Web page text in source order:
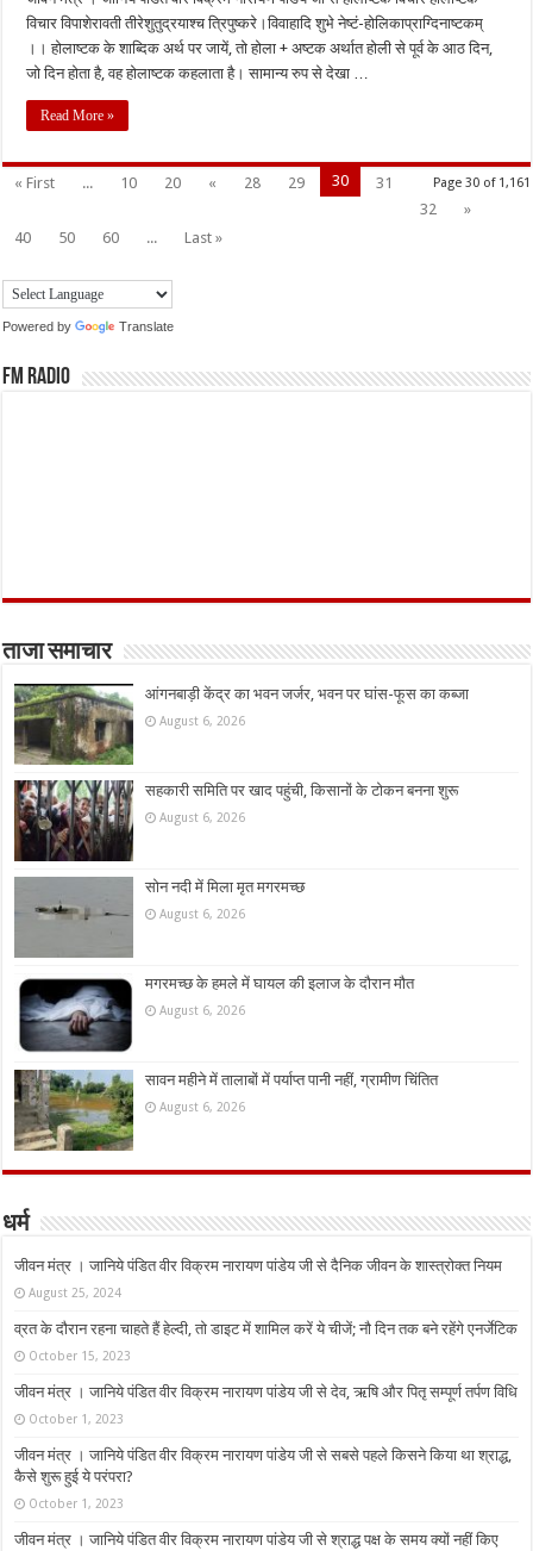
विचार विपाशेरावती तीरेशुतुद्रयाश्च त्रिपुष्करे।विवाहादि शुभे नेष्टं-होलिकाप्राग्दिनाष्टकम्
।। होलाष्टक के शाब्दिक अर्थ पर जायें, तो होला + अष्टक अर्थात होली से पूर्व के आठ दिन,
जो दिन होता है, वह होलाष्टक कहलाता है। सामान्य रुप से देखा …
Read More »
Page 30 of 1,161
« First ... 10 20 « 28 29 30
31
32
»
40
50 60 ... Last »
Powered by Translate
FM Radio
ताजा समाचार
आंगनबाड़ी केंद्र का भवन जर्जर, भवन पर घांस-फूस का कब्जा
August 6, 2026
सहकारी समिति पर खाद पहुंची, किसानों के टोकन बनना शुरू
August 6, 2026
सोन नदी में मिला मृत मगरमच्छ
August 6, 2026
मगरमच्छ के हमले में घायल की इलाज के दौरान मौत
August 6, 2026
सावन महीने में तालाबों में पर्याप्त पानी नहीं, ग्रामीण चिंतित
August 6, 2026
धर्म
जीवन मंत्र । जानिये पंडित वीर विक्रम नारायण पांडेय जी से दैनिक जीवन के शास्त्रोक्त नियम
August 25, 2024
व्रत के दौरान रहना चाहते हैं हेल्दी, तो डाइट में शामिल करें ये चीजें; नौ दिन तक बने रहेंगे एनर्जेटिक
October 15, 2023
जीवन मंत्र । जानिये पंडित वीर विक्रम नारायण पांडेय जी से देव, ऋषि और पितृ सम्पूर्ण तर्पण विधि
October 1, 2023
जीवन मंत्र । जानिये पंडित वीर विक्रम नारायण पांडेय जी से सबसे पहले किसने किया था श्राद्ध,
कैसे शुरू हुई ये परंपरा?
October 1, 2023
जीवन मंत्र । जानिये पंडित वीर विक्रम नारायण पांडेय जी से श्राद्ध पक्ष के समय क्यों नहीं किए